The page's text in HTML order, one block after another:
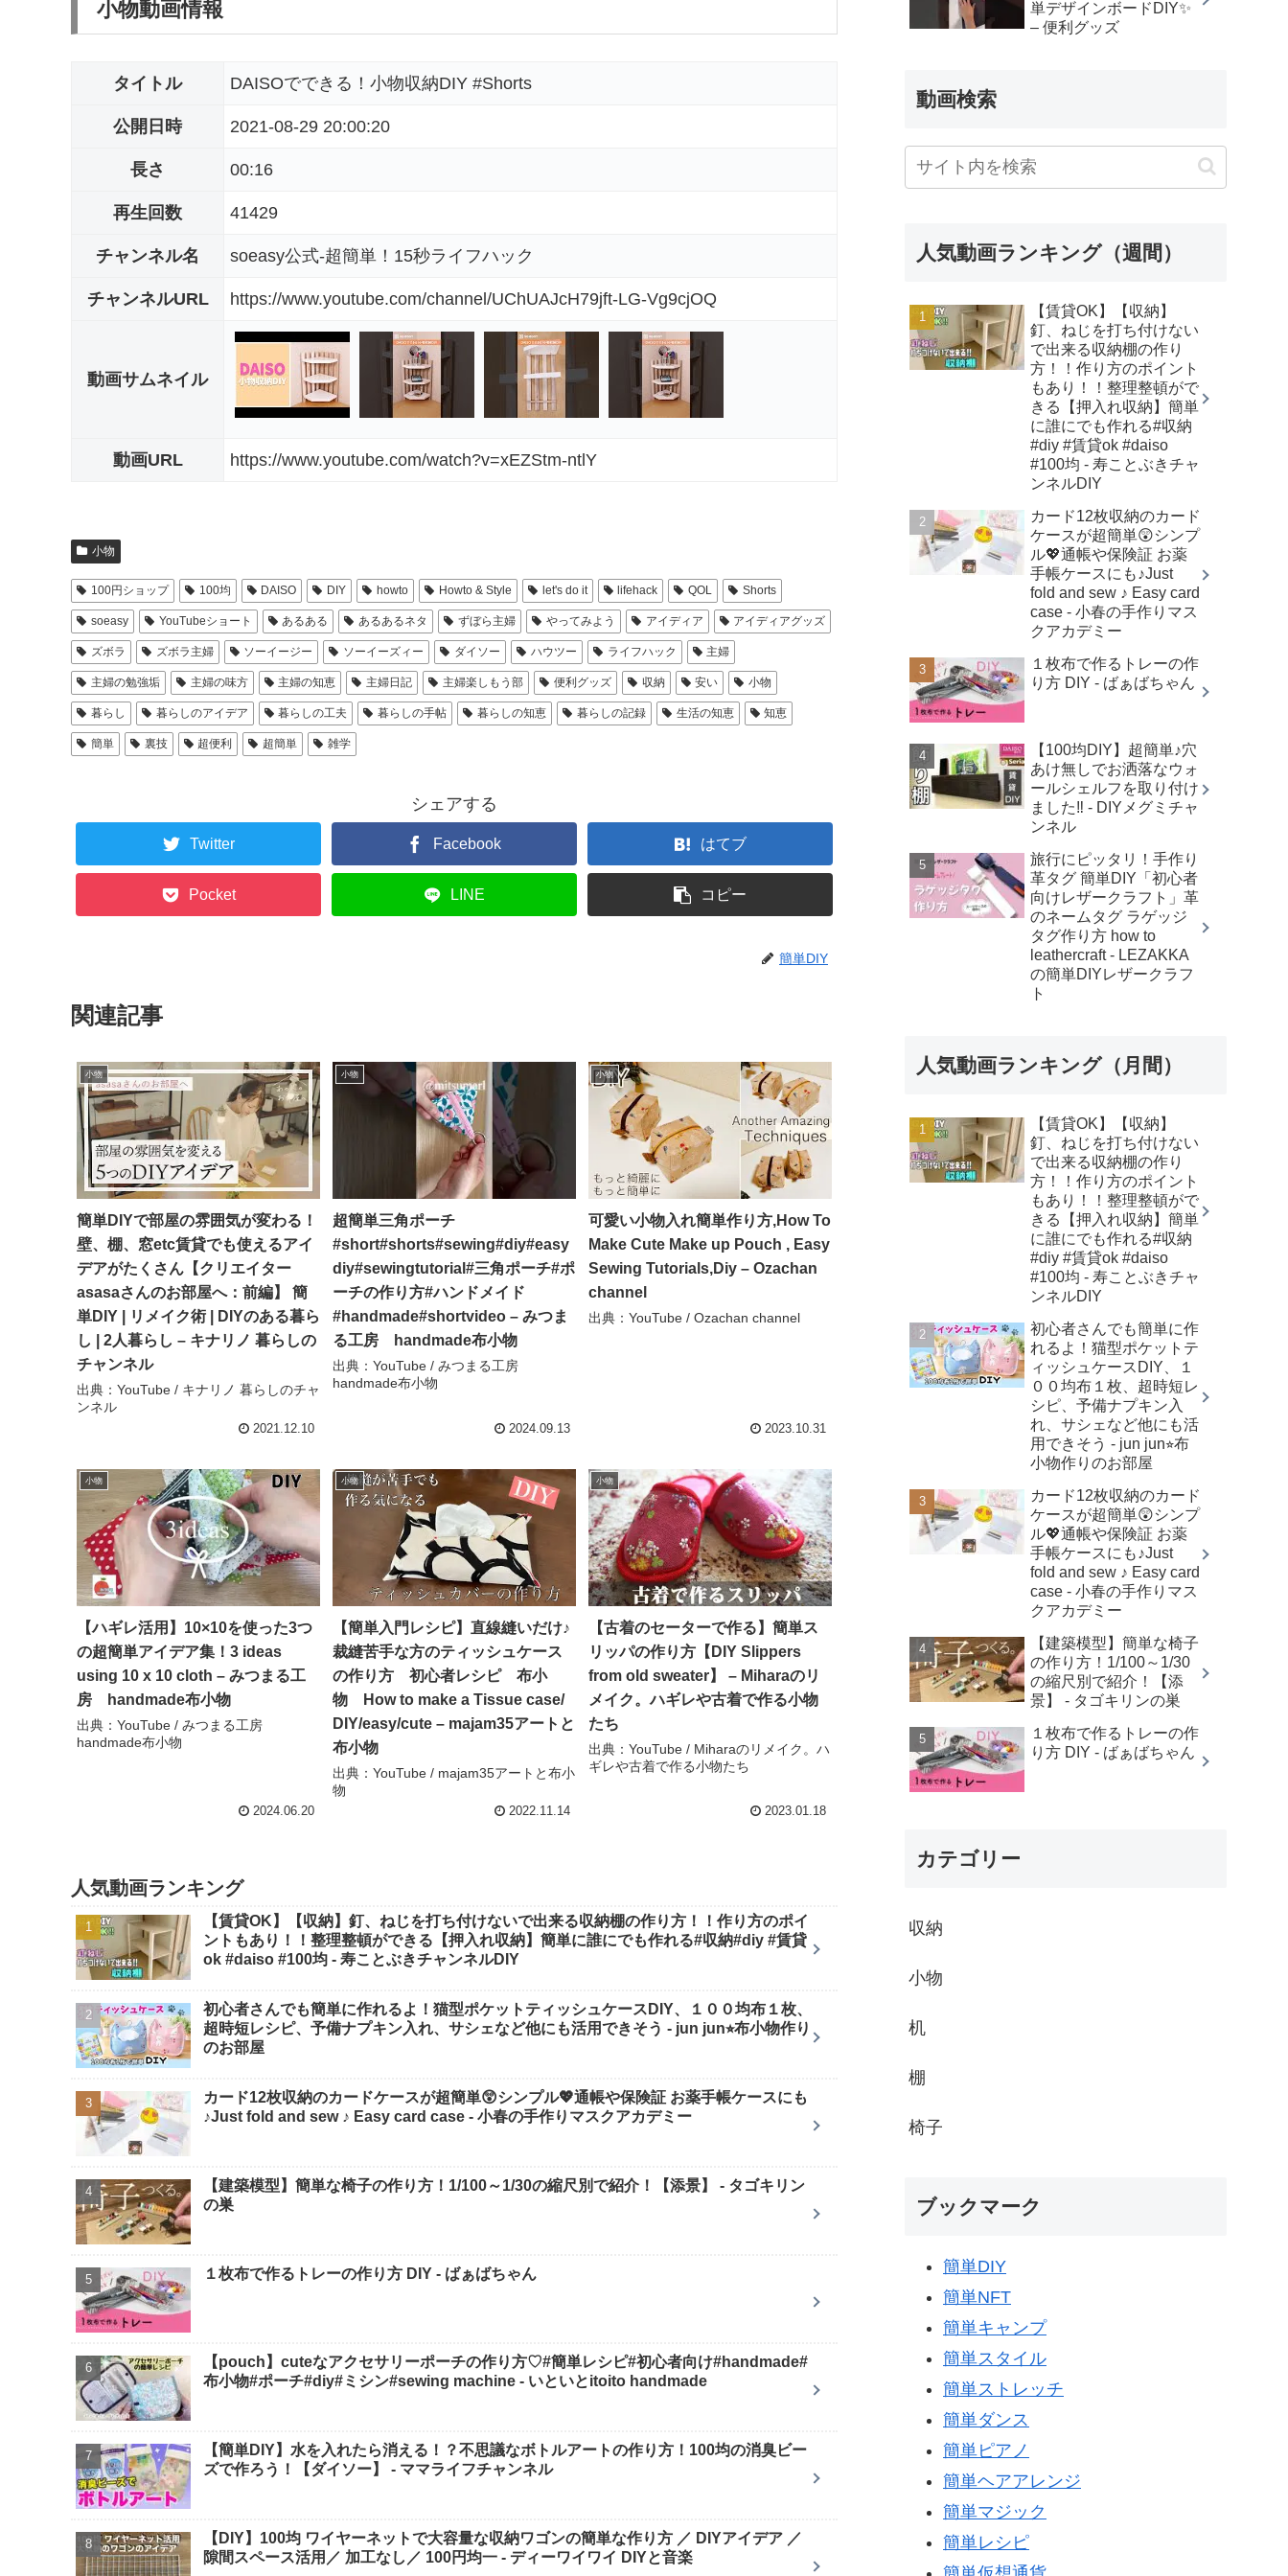
小物動画情報
タイトル DAISOでできる！小物収納DIY #Shorts
公開日時 2021-08-29 20:00:20
長さ 00:16
再生回数 41429
チャンネル名 soeasy公式-超簡単！15秒ライフハック
チャンネルURL https://www.youtube.com/channel/UChUAJcH79jft-LG-Vg9cjOQ
動画サムネイル
動画URL https://www.youtube.com/watch?v=xEZStm-ntlY
小物
100円ショップ 100均 DAISO DIY howto Howto & Style let's do it lifehack QOL Shorts
soeasy YouTubeショート あるある あるあるネタ ずぼら主婦 やってみよう アイディア アイディアグッズ
ズボラ ズボラ主婦 ソーイージー ソーイーズィー ダイソー ハウツー ライフハック 主婦
主婦の勉強垢 主婦の味方 主婦の知恵 主婦日記 主婦楽しもう部 便利グッズ 収納 安い 小物
暮らし 暮らしのアイデア 暮らしの工夫 暮らしの手帖 暮らしの知恵 暮らしの記録 生活の知恵 知恵
簡単 裏技 超便利 超簡単 雑学
シェアする
Twitter Facebook はてブ
Pocket LINE コピー
簡単DIY
関連記事
小物
簡単DIYで部屋の雰囲気が変わる！
壁、棚、窓etc賃貸でも使えるアイ
デアがたくさん【クリエイター
asasaさんのお部屋へ：前編】 簡
単DIY | リメイク術 | DIYのある暮ら
し | 2人暮らし – キナリノ 暮らしの
チャンネル
出典：YouTube / キナリノ 暮らしのチャ
ンネル
2021.12.10
小物
超簡単三角ポーチ
#short#shorts#sewing#diy#easy
diy#sewingtutorial#三角ポーチ#ポ
ーチの作り方#ハンドメイド
#handmade#shortvideo – みつま
る工房 handmade布小物
出典：YouTube / みつまる工房
handmade布小物
2024.09.13
小物
可愛い小物入れ簡単作り方,How To
Make Cute Make up Pouch , Easy
Sewing Tutorials,Diy – Ozachan
channel
出典：YouTube / Ozachan channel
2023.10.31
小物
【ハギレ活用】10×10を使った3つ
の超簡単アイデア集！3 ideas
using 10 x 10 cloth – みつまる工
房 handmade布小物
出典：YouTube / みつまる工房
handmade布小物
2024.06.20
小物
【簡単入門レシピ】直線縫いだけ♪
裁縫苦手な方のティッシュケース
の作り方 初心者レシピ 布小
物 How to make a Tissue case/
DIY/easy/cute – majam35アートと
布小物
出典：YouTube / majam35アートと布小
物
2022.11.14
小物
【古着のセーターで作る】簡単ス
リッパの作り方【DIY Slippers
from old sweater】 – Miharaのリ
メイク。ハギレや古着で作る小物
たち
出典：YouTube / Miharaのリメイク。ハ
ギレや古着で作る小物たち
2023.01.18
人気動画ランキング
【賃貸OK】【収納】釘、ねじを打ち付けないで出来る収納棚の作り方！！作り方のポイ
ントもあり！！整理整頓ができる【押入れ収納】簡単に誰にでも作れる#収納#diy #賃貸
ok #daiso #100均 - 寿ことぶきチャンネルDIY
初心者さんでも簡単に作れるよ！猫型ポケットティッシュケースDIY、１００均布１枚、
超時短レシピ、予備ナプキン入れ、サシェなど他にも活用できそう - jun jun⭐︎布小物作り
のお部屋
カード12枚収納のカードケースが超簡単😲シンプル💖通帳や保険証 お薬手帳ケースにも
♪Just fold and sew ♪ Easy card case - 小春の手作りマスクアカデミー
【建築模型】簡単な椅子の作り方！1/100～1/30の縮尺別で紹介！【添景】 - タゴキリン
の巣
１枚布で作るトレーの作り方 DIY - ばぁばちゃん
【pouch】cuteなアクセサリーポーチの作り方♡#簡単レシピ#初心者向け#handmade#
布小物#ポーチ#diy#ミシン#sewing machine - いといとitoito handmade
【簡単DIY】水を入れたら消える！？不思議なボトルアートの作り方！100均の消臭ビー
ズで作ろう！【ダイソー】 - ママライフチャンネル
【DIY】100均 ワイヤーネットで大容量な収納ワゴンの簡単な作り方 ／ DIYアイデア ／
隙間スペース活用／ 加工なし／ 100円均一 - ディーワイワイ DIYと音楽
単デザインボードDIY✨
– 便利グッズ
動画検索
人気動画ランキング（週間）
【賃貸OK】【収納】
釘、ねじを打ち付けない
で出来る収納棚の作り
方！！作り方のポイント
もあり！！整理整頓がで
きる【押入れ収納】簡単
に誰にでも作れる#収納
#diy #賃貸ok #daiso
#100均 - 寿ことぶきチャ
ンネルDIY
カード12枚収納のカード
ケースが超簡単😲シンプ
ル💖通帳や保険証 お薬
手帳ケースにも♪Just
fold and sew ♪ Easy card
case - 小春の手作りマス
クアカデミー
１枚布で作るトレーの作
り方 DIY - ばぁばちゃん
【100均DIY】超簡単♪穴
あけ無しでお洒落なウォ
ールシェルフを取り付け
ました‼︎ - DIYメグミチャ
ンネル
旅行にピッタリ！手作り
革タグ 簡単DIY「初心者
向けレザークラフト」革
のネームタグ ラゲッジ
タグ作り方 how to
leathercraft - LEZAKKA
の簡単DIYレザークラフ
ト
人気動画ランキング（月間）
【賃貸OK】【収納】
釘、ねじを打ち付けない
で出来る収納棚の作り
方！！作り方のポイント
もあり！！整理整頓がで
きる【押入れ収納】簡単
に誰にでも作れる#収納
#diy #賃貸ok #daiso
#100均 - 寿ことぶきチャ
ンネルDIY
初心者さんでも簡単に作
れるよ！猫型ポケットテ
ィッシュケースDIY、１
００均布１枚、超時短レ
シピ、予備ナプキン入
れ、サシェなど他にも活
用できそう - jun jun⭐︎布
小物作りのお部屋
カード12枚収納のカード
ケースが超簡単😲シンプ
ル💖通帳や保険証 お薬
手帳ケースにも♪Just
fold and sew ♪ Easy card
case - 小春の手作りマス
クアカデミー
【建築模型】簡単な椅子
の作り方！1/100～1/30
の縮尺別で紹介！【添
景】 - タゴキリンの巣
１枚布で作るトレーの作
り方 DIY - ばぁばちゃん
カテゴリー
収納
小物
机
棚
椅子
ブックマーク
簡単DIY
簡単NFT
簡単キャンプ
簡単スタイル
簡単ストレッチ
簡単ダンス
簡単ピアノ
簡単ヘアアレンジ
簡単マジック
簡単レシピ